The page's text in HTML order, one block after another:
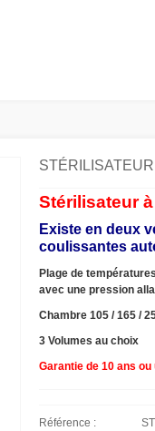
Stérilisateur
Existe en deux
coulissantes
Plage de
avec une pression
Chambre 105 / 165 /
3 Volumes au choix
Garantie de 10 ans
Référence :